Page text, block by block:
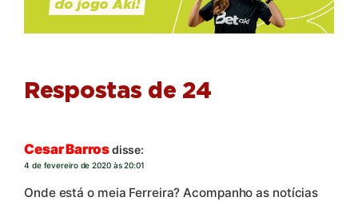
Respostas de 24
Cesar Barrosdisse:
4 de fevereiro de 2020 às 20:01
Onde está o meia Ferreira? Acompanho as notícias